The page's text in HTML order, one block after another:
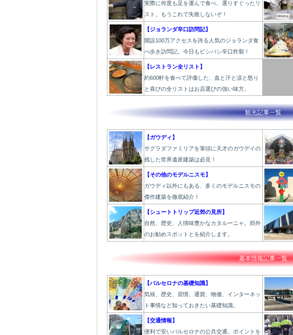
実際に何度も足を運んで食べ、選りすぐったリ
スト。もうこれで失敗しないぞ！
【ジョランダ辛口訪問記】
開設100万アクセスを誇る人気のジョランダ食
べ歩き訪問記。今日もビシバシ辛口炸裂！
【レストラン全リスト】
約600軒を食べて評価した、血と汗と涙と怒り
と喜びの全リストはお店選びの強い味方。
観光記事一覧
【ガウディ】
サグラダファミリアを筆頭に天才のガウデイの
残した世界遺産建築は必見！
【その他のモデルニスモ】
ガウディ以外にもある、多くのモデルニスモの
傑作建築を徹底紹介！
【シュートトリップ近郊の見所】
自然、歴史、人情味豊かなカタルーニャ。郊外
のお勧めスポットとを紹介します。
基本情報記事一覧
【バルセロナの基礎知識】
気候、歴史、習慣、通貨、物価、インターネッ
ト事情など知っておきたい基礎知識。
【交通情報】
便利で安いバルセロナの公共交通。ポイントを